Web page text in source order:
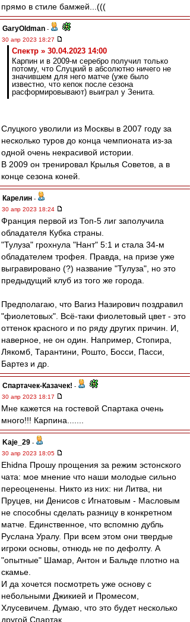
прямо в стиле бамжей...(((
GaryOldman -
30 апр 2023 18:27
Спектр » 30.04.2023 14:00
Карпин и в 2009-м серебро получил только
потому, что Слуцкий в абсолютно ничего не
значившем для него матче (уже было
известно, что кепок после сезона
расформировывают) выиграл у Зенита.
Слуцкого уволили из Москвы в 2007 году за
несколько туров до конца чемпионата из-за
одной очень некрасивой истории.
В 2009 он тренировал Крылья Советов, а в
конце сезона коней.
Карелин -
30 апр 2023 18:24
Франция первой из Топ-5 лиг заполучила
обладателя Кубка страны.
"Тулуза" грохнула "Нант" 5:1 и стала 34-м
обладателем трофея. Правда, на призе уже
выгравировано (?) название "Тулуза", но это
предыдущий клуб из того же города.
Предполагаю, что Вагиз Назирович поздравил
"фиолетовых". Всё-таки фиолетовый цвет - это
оттенок красного и по ряду других причин. И,
наверное, не он один. Например, Стопира,
Лякомб, Тарантини, Рошто, Босси, Пасси,
Бартез и др.
Спартачек-Казачек! -
30 апр 2023 18:17
Мне кажется на гостевой Спартака очень
много!!! Карпина.......
Kaje_29 -
30 апр 2023 18:05
Ehidna Прошу прощения за режим эстонского
чата: мое мнение что наши молодые сильно
переоценены. Никто из них: ни Литва, ни
Пруцев, ни Денисов с Игнатовым - Масловым
не способны сделать разницу в конкретном
матче. Единственное, что вспомню дубль
Руслана Уралу. При всем этом они твердые
игроки основы, отнюдь не по дефолту. А
"опытные" Шамар, Антон и Бальде плотно на
скамье.
И да хочется посмотреть уже основу с
небольными Джикией и Промесом,
Хлусевичем. Думаю, что это будет несколько
другой Спартак.